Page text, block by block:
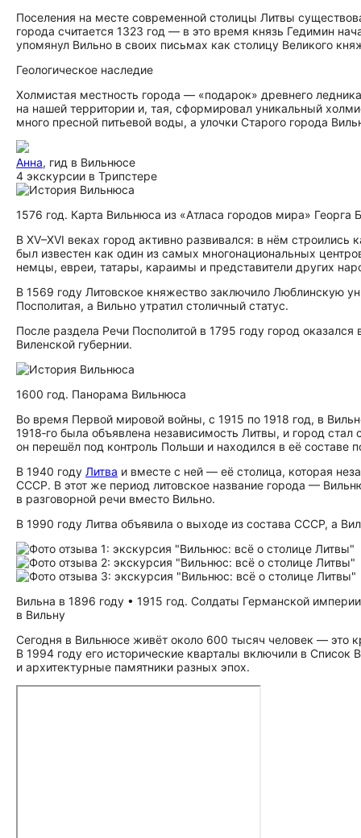
Поселения на месте современной столицы Литвы
города считается 1323 год — в это время князь Гедимин
упомянул Вильно в своих письмах как столицу Великого
Геологическое наследие
Холмистая местность города — «подарок» древнего
на нашей территории и, тая, сформировал уникальный
много пресной питьевой воды, а улочки Старого города
Анна, гид в Вильнюсе
4 экскурсии в Трипстере
1576 год. Карта Вильнюса из «Атласа городов мира» Георга
В XV–XVI веках город активно развивался: в нём
был известен как один из самых многонациональных
немцы, евреи, татары, караимы и представители других
В 1569 году Литовское княжество заключило Люблинскую
Посполитая, а Вильно утратил столичный статус.
После раздела Речи Посполитой в 1795 году город
Виленской губернии.
1600 год. Панорама Вильнюса
Во время Первой мировой войны, с 1915 по 1918 год, в
1918‑го была объявлена независимость Литвы, и город
он перешёл под контроль Польши и находился в её составе
В 1940 году Литва и вместе с ней — её столица, которая
СССР. В этот же период литовское название города —
в разговорной речи вместо Вильно.
В 1990 году Литва объявила о выходе из состава СССР, а
Вильна в 1896 году • 1915 год. Солдаты Германской
в Вильну
Сегодня в Вильнюсе живёт около 600 тысяч человек — это
В 1994 году его исторические кварталы включили в
и архитектурные памятники разных эпох.